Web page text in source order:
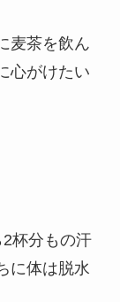
麦茶を飲ん
心がけたい
杯分もの汗
に体は脱水